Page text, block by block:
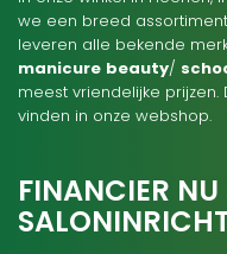
we een breed
leveren alle bekende
manicure beauty/
meest vriendelijke
vinden in onze webshop.
FINANCIER